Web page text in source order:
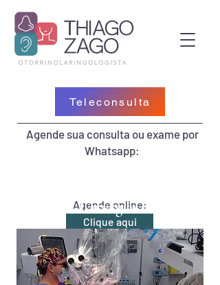
Teleconsulta
Agende sua consulta ou exame por
Whatsapp:
Agende online:
19 3851-3040
Clique aqui
Cirurgias